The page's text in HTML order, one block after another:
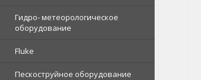
Гидро- метеорологическое
оборудование
Fluke
Пескоструйное оборудование